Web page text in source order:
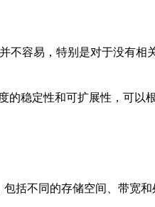
容易，特别是对于没有
稳定性和可扩展性，可以
括不同的存储空间、带宽和